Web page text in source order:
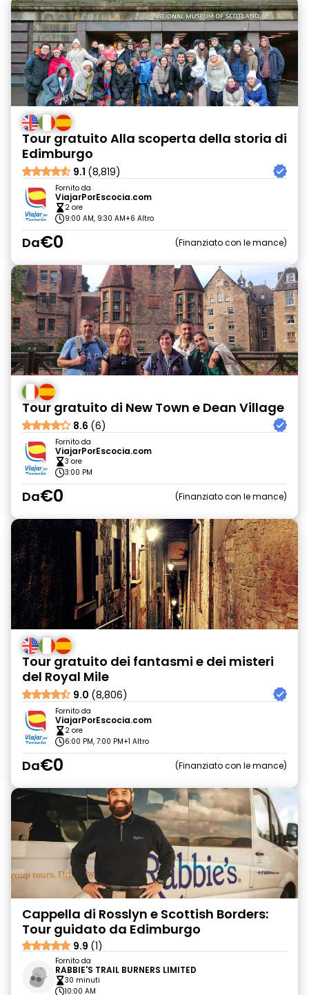
Tour gratuito Alla scoperta della storia di
Edimburgo
9.1 (8,819)
Fornito da
ViajarPorEscocia.com
2 ore
9:00 AM, 9:30 AM+6 Altro
Da€0 Finanziato con le mance
Tour gratuito di New Town e Dean Village
8.6 (6)
Fornito da
ViajarPorEscocia.com
3 ore
3:00 PM
Da€0 Finanziato con le mance
Tour gratuito dei fantasmi e dei misteri
del Royal Mile
9.0 (8,806)
Fornito da
ViajarPorEscocia.com
2 ore
6:00 PM, 7:00 PM+1 Altro
Da€0 Finanziato con le mance
Cappella di Rosslyn e Scottish Borders:
Tour guidato da Edimburgo
9.9 (1)
Fornito da
RABBIE'S TRAIL BURNERS LIMITED
30 minuti
10:00 AM